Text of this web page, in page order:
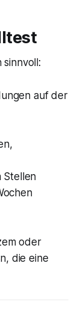
sinnvoll:
auf der
Stellen
oder
die eine